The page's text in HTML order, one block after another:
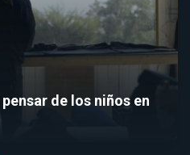
de los niños en